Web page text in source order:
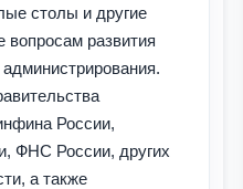
столы и другие
развития
России,
ФНС России, других
а также